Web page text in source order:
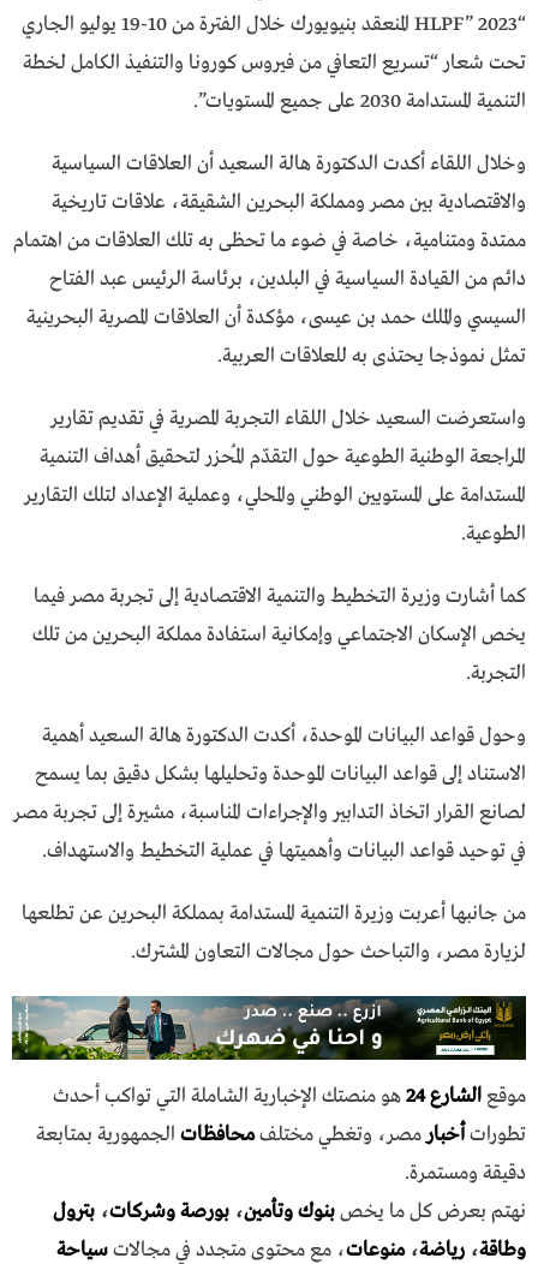
“HLPF” 2023 المنعقد بنيويورك خلال الفترة من 10-19 يوليو الجاري
تحت شعار “تسريع التعافي من فيروس كورونا والتنفيذ الكامل لخطة
التنمية المستدامة 2030 على جميع المستويات”.
وخلال اللقاء أكدت الدكتورة هالة السعيد أن العلاقات السياسية
والاقتصادية بين مصر ومملكة البحرين الشقيقة، علاقات تاريخية
ممتدة ومتنامية، خاصة في ضوء ما تحظى به تلك العلاقات من اهتمام
دائم من القيادة السياسية في البلدين، برئاسة الرئيس عبد الفتاح
السيسي والملك حمد بن عيسى، مؤكدة أن العلاقات المصرية البحرينية
تمثل نموذجا يحتذى به للعلاقات العربية.
واستعرضت السعيد خلال اللقاء التجربة المصرية في تقديم تقارير
المراجعة الوطنية الطوعية حول التقدّم المُحزر لتحقيق أهداف التنمية
المستدامة على المستويين الوطني والمحلي، وعملية الإعداد لتلك التقارير
الطوعية.
كما أشارت وزيرة التخطيط والتنمية الاقتصادية إلى تجربة مصر فيما
يخص الإسكان الاجتماعي وإمكانية استفادة مملكة البحرين من تلك
التجربة.
وحول قواعد البيانات الموحدة، أكدت الدكتورة هالة السعيد أهمية
الاستناد إلى قواعد البيانات الموحدة وتحليلها بشكل دقيق بما يسمح
لصانع القرار اتخاذ التدابير والإجراءات المناسبة، مشيرة إلى تجربة مصر
في توحيد قواعد البيانات وأهميتها في عملية التخطيط والاستهداف.
من جانبها أعربت وزيرة التنمية المستدامة بمملكة البحرين عن تطلعها
لزيارة مصر، والتباحث حول مجالات التعاون المشترك.
موقعالشارع 24
هو منصتك الإخبارية الشاملة التي تواكب أحدث
تطوراتأخبار مصر، وتغطي مختلفمحافظات الجمهورية بمتابعة
دقيقة ومستمرة.
نهتم بعرض كل ما يخصبنوك وتأمين، بورصة وشركات، بترول
وطاقة، رياضة،منوعات، مع محتوى متجدد في مجالاتسياحة